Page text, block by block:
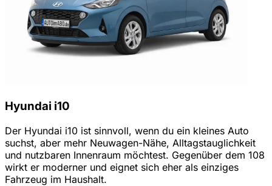
Hyundai i10
Der Hyundai i10 ist sinnvoll, wenn du ein kleines Auto
suchst, aber mehr Neuwagen-Nähe, Alltagstauglichkeit
und nutzbaren Innenraum möchtest. Gegenüber dem 108
wirkt er moderner und eignet sich eher als einziges
Fahrzeug im Haushalt.